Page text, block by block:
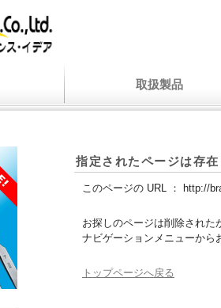
取扱製品
指定されたページは存
このページの URL ： http://
お探しのページは削除された
ナビゲーションメニューから
トップページへ戻る